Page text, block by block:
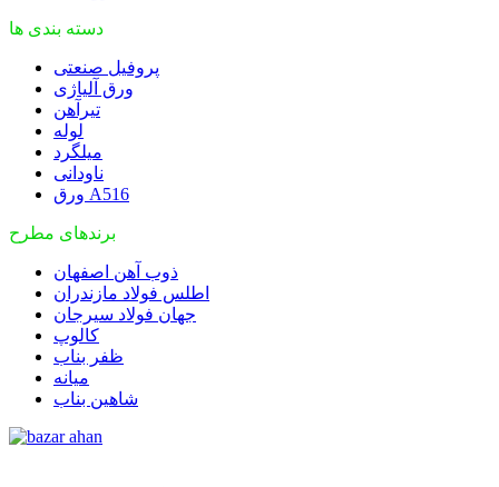
دسته بندی ها
پروفیل صنعتی
ورق آلیاژی
تیرآهن
لوله
میلگرد
ناودانی
ورق A516
برندهای مطرح
ذوب آهن اصفهان
اطلس فولاد مازندران
جهان فولاد سیرجان
کالوپ
ظفر بناب
میانه
شاهین بناب